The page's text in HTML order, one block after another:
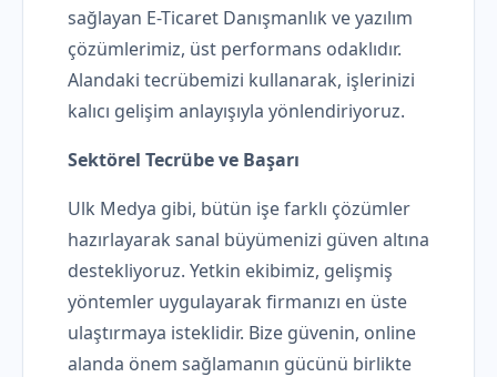
sağlayan E-Ticaret Danışmanlık ve yazılım
çözümlerimiz, üst performans odaklıdır.
Alandaki tecrübemizi kullanarak, işlerinizi
kalıcı gelişim anlayışıyla yönlendiriyoruz.
Sektörel Tecrübe ve Başarı
Ulk Medya gibi, bütün işe farklı çözümler
hazırlayarak sanal büyümenizi güven altına
destekliyoruz. Yetkin ekibimiz, gelişmiş
yöntemler uygulayarak firmanızı en üste
ulaştırmaya isteklidir. Bize güvenin, online
alanda önem sağlamanın gücünü birlikte